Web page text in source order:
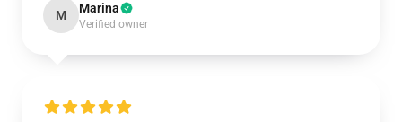
M Marina
Verified owner